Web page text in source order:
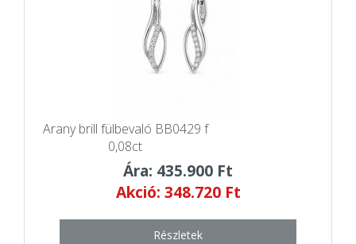
Arany brill fülbevaló BB0429 f
0,08ct
Ára: 435.900 Ft
Akció: 348.720 Ft
Részletek